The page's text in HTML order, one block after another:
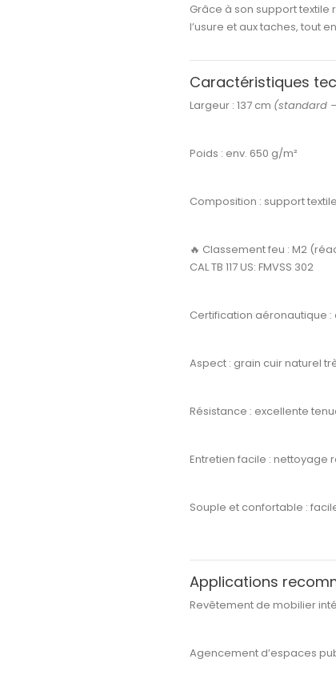
Grâce à son support textile
l’usure et aux taches, tout
Caractéristiques
Largeur : 137 cm (standard
Poids : env. 650 g/m²
Composition : support
🔥 Classement feu : M2
CAL TB 117 US: FMVSS 302
Certification aéronautique :
Aspect : grain cuir naturel
Résistance : excellente
Entretien facile : nettoyage
Souple et confortable :
Applications
Revêtement demobilier
Agencement d’espaces